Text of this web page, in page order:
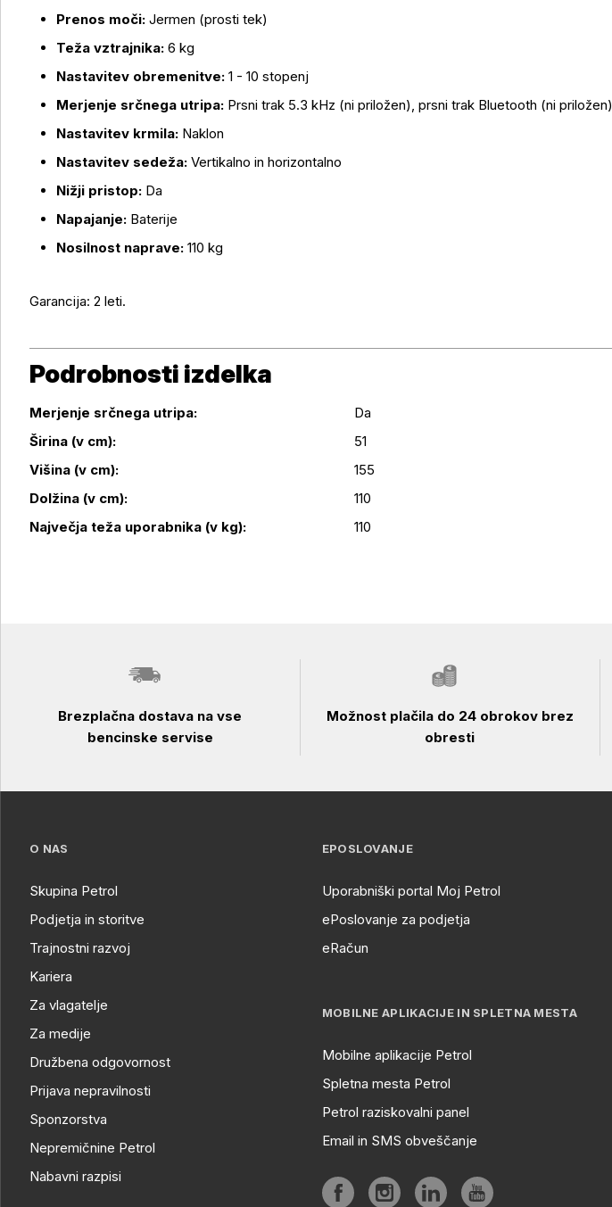
Prenos moči: Jermen (prosti tek)
Teža vztrajnika: 6 kg
Nastavitev obremenitve: 1 - 10 stopenj
Merjenje srčnega utripa: Prsni trak 5.3 kHz (ni priložen), prsni trak Bluetooth (ni priložen)
Nastavitev krmila: Naklon
Nastavitev sedeža: Vertikalno in horizontalno
Nižji pristop: Da
Napajanje: Baterije
Nosilnost naprave: 110 kg
Garancija: 2 leti.
Podrobnosti izdelka
Podrobnosti izdelka
Merjenje srčnega utripa:
Da
Širina (v cm):
51
Višina (v cm):
155
Dolžina (v cm):
110
Največja teža uporabnika (v kg):
110
Brezplačna dostava na vse
bencinske servise
Možnost plačila do 24 obrokov brez
obresti
O NAS
Skupina Petrol
Podjetja in storitve
Trajnostni razvoj
Kariera
Za vlagatelje
Za medije
Družbena odgovornost
Prijava nepravilnosti
Sponzorstva
Nepremičnine Petrol
Nabavni razpisi
EPOSLOVANJE
Uporabniški portal Moj Petrol
ePoslovanje za podjetja
eRačun
MOBILNE APLIKACIJE IN SPLETNA MESTA
Mobilne aplikacije Petrol
Spletna mesta Petrol
Petrol raziskovalni panel
Email in SMS obveščanje